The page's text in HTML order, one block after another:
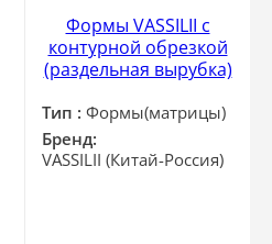
Формы VASSILII с
контурной обрезкой
(раздельная вырубка)
Тип : Формы(матрицы)
Бренд:
VASSILII (Китай-Россия)